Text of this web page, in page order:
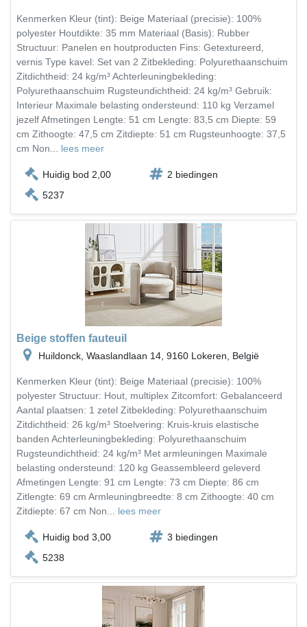
Kenmerken Kleur (tint): Beige Materiaal (precisie): 100%
polyester Houtdikte: 35 mm Materiaal (Basis): Rubber
Structuur: Panelen en houtproducten Fins: Getextureerd,
vernis Type kavel: Set van 2 Zitbekleding: Polyurethaanschuim
Zitdichtheid: 24 kg/m³ Achterleuningbekleding:
Polyurethaanschuim Rugsteundichtheid: 24 kg/m³ Gebruik:
Interieur Maximale belasting ondersteund: 110 kg Verzamel
jezelf Afmetingen Lengte: 51 cm Lengte: 83,5 cm Diepte: 59
cm Zithoogte: 47,5 cm Zitdiepte: 51 cm Rugsteunhoogte: 37,5
cm Non... lees meer
Huidig bod 2,00
2 biedingen
5237
Beige stoffen fauteuil
Huildonck, Waaslandlaan 14, 9160 Lokeren, België
Kenmerken Kleur (tint): Beige Materiaal (precisie): 100%
polyester Structuur: Hout, multiplex Zitcomfort: Gebalanceerd
Aantal plaatsen: 1 zetel Zitbekleding: Polyurethaanschuim
Zitdichtheid: 26 kg/m³ Stoelvering: Kruis-kruis elastische
banden Achterleuningbekleding: Polyurethaanschuim
Rugsteundichtheid: 24 kg/m³ Met armleuningen Maximale
belasting ondersteund: 120 kg Geassembleerd geleverd
Afmetingen Lengte: 91 cm Lengte: 73 cm Diepte: 86 cm
Zitlengte: 69 cm Armleuningbreedte: 8 cm Zithoogte: 40 cm
Zitdiepte: 67 cm Non... lees meer
Huidig bod 3,00
3 biedingen
5238